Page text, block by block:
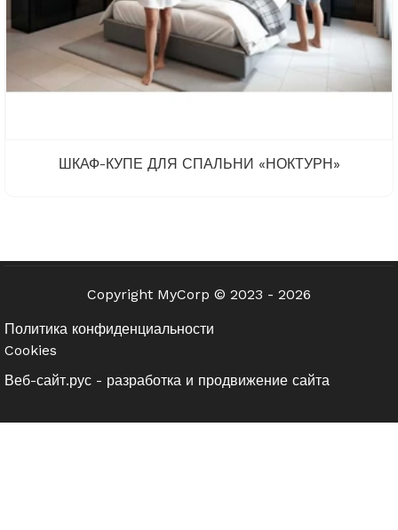
ШКАФ-КУПЕ ДЛЯ СПАЛЬНИ «НОКТУРН»
Copyright MyCorp © 2023 - 2026
Политика конфиденциальности
Cookies
Веб-сайт.рус - разработка и продвижение сайта